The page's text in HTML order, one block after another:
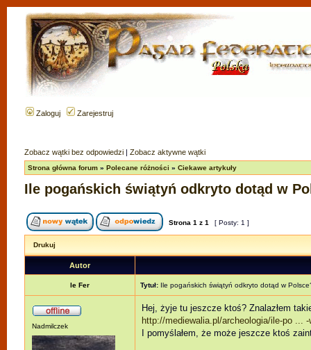
Zaloguj Zarejestruj
Zobacz wątki bez odpowiedzi | Zobacz aktywne wątki
Strona główna forum » Polecane różności » Ciekawe artykuły
Ile pogańskich świątyń odkryto dotąd w
Strona 1 z 1 [ Posty: 1 ]
Drukuj
Autor
le Fer Tytuł: Ile pogańskich świątyń odkryto dotąd w
Nadmilczek
Hej, żyje tu jeszcze ktoś? Znalazłem
http://mediewalia.pl/archeologia/ile-po ...
I pomyślałem, że może jeszcze ktoś